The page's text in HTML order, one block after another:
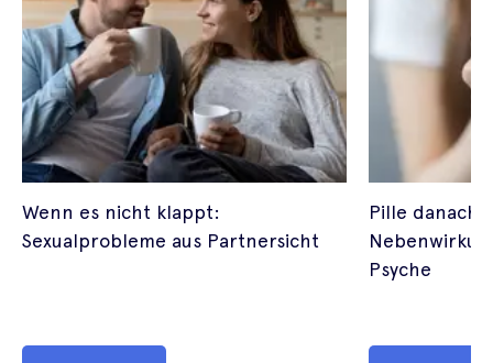
Wenn es nicht klappt:
Sexualprobleme aus Partnersicht
Pille danach
Psyche